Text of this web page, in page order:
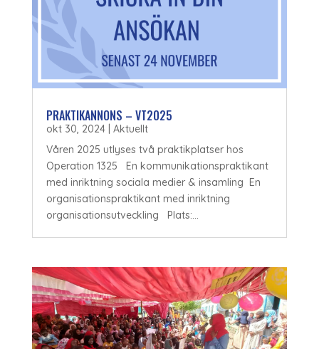
PRAKTIKANNONS – VT2025
okt 30, 2024| Aktuellt
Våren 2025 utlyses två praktikplatser hos
Operation 1325 En kommunikationspraktikant
med inriktning sociala medier & insamling En
organisationspraktikant med inriktning
organisationsutveckling Plats:...